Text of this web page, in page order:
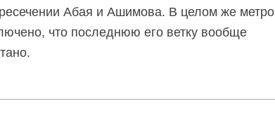
Абая и Ашимова. В целом же метро
что последнюю его ветку вообще